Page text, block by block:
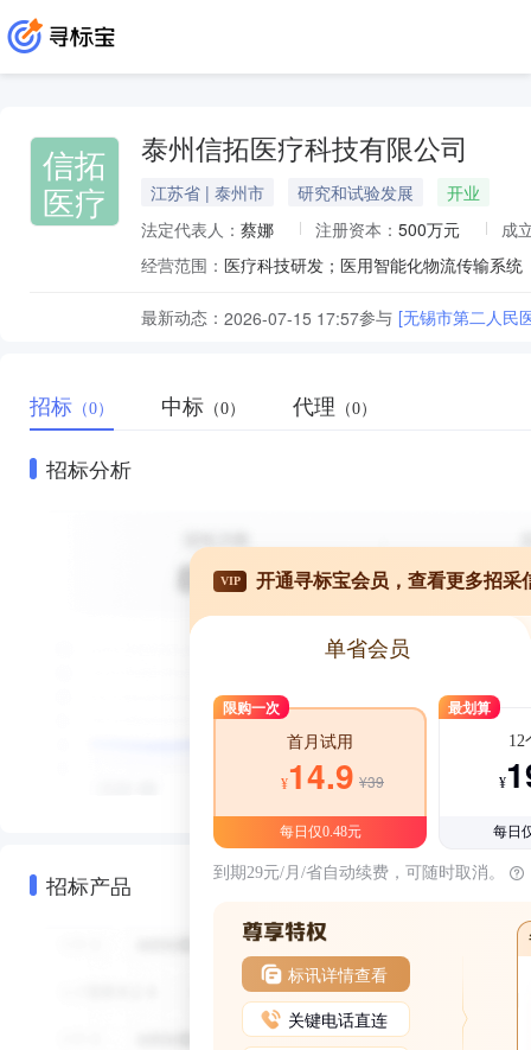
信拓
医疗
泰州信拓医疗科技有限公司
江苏省 | 泰州市 研究和试验发展
开业
法定代表人： 蔡娜 注册资本： 500万元
成
经营范围：
最新动态： 2026-07-15 17:57参与 [无锡市第二人民
招标 （0） 中标 （0） 代理 （0）
招标分析
招标产品
VIP 开通寻标宝会员，查看更多招采
单省会员
限购一次
首月试用
¥14.9 ¥39
每日仅0.48元
最划算
12
¥
每日
到期29元/月/省自动续费，可随时取消。
标讯详情查看
关键电话直连